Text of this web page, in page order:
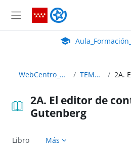
Panel lateral
Aula_Formación_En
Aula Virtual de
WebCentro_C35 TEMA 2
2A. El editor de
Gutenberg
Libro Más